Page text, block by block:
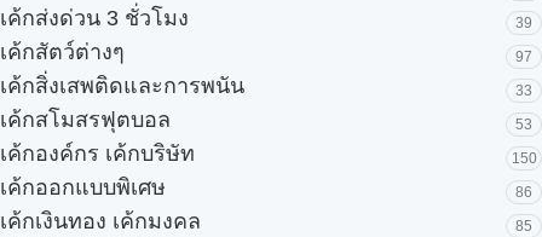
เค้กส่งด่วน 3 ชั่วโมง 39
เค้กสัตว์ต่างๆ 97
เค้กสิ่งเสพติดและการพนัน 33
เค้กสโมสรฟุตบอล 53
เค้กองค์กร เค้กบริษัท 150
เค้กออกแบบพิเศษ 86
เค้กเงินทอง เค้กมงคล 85